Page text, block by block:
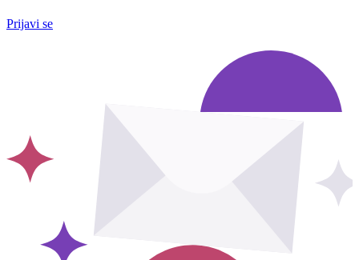
Prijavi se